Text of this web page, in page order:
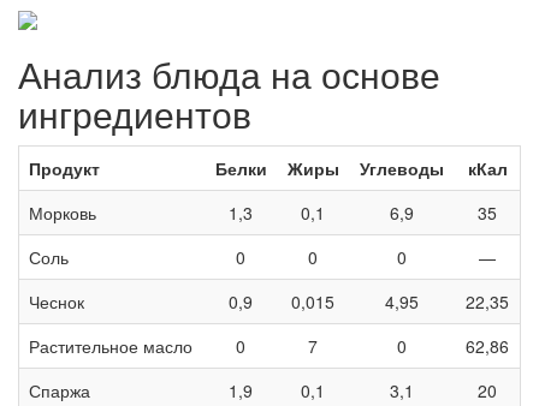
Анализ блюда на основе
ингредиентов
Продукт Белки Жиры Углеводы
кКал
Морковь
1,3 0,1 6,9
35
Соль
0 0 0
—
Чеснок
0,9 0,015 4,95
22,35
Растительное масло
0 7 0
62,86
Спаржа
1,9 0,1 3,1
20